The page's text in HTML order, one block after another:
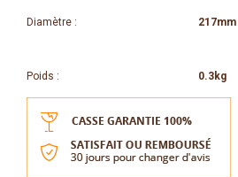
Diamètre : 217mm
Poids : 0.3kg